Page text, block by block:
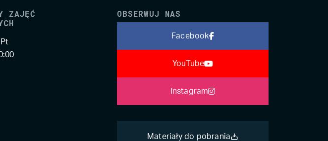
ZAJĘĆ
OBSERWUJ NAS
Facebook
YouTube
Instagram
Materiały do pobrania